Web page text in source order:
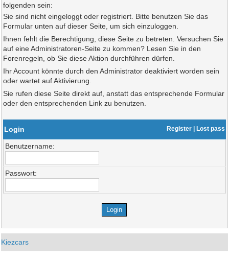
folgenden sein:
Sie sind nicht eingeloggt oder registriert. Bitte benutzen Sie das
Formular unten auf dieser Seite, um sich einzuloggen.
Ihnen fehlt die Berechtigung, diese Seite zu betreten. Versuchen Sie
auf eine Administratoren-Seite zu kommen? Lesen Sie in den
Forenregeln, ob Sie diese Aktion durchführen dürfen.
Ihr Account könnte durch den Administrator deaktiviert worden sein
oder wartet auf Aktivierung.
Sie rufen diese Seite direkt auf, anstatt das entsprechende Formular
oder den entsprechenden Link zu benutzen.
Login Register| Lost pass
Benutzername:
Passwort:
Kiezcars